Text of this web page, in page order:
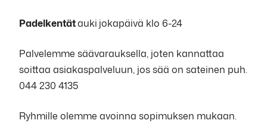
Padelkentätauki jokapäivä klo 6-24
Palvelemme säävarauksella, joten kannattaa
soittaa asiakaspalveluun, jos sää on sateinen puh.
044 230 4135
Ryhmille olemme avoinna sopimuksen mukaan.